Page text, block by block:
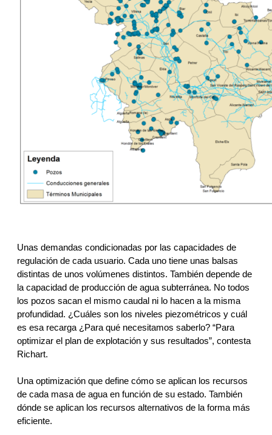
Unas demandas condicionadas por las capacidades de
regulación de cada usuario. Cada uno tiene unas balsas
distintas de unos volúmenes distintos. También depende de
la capacidad de producción de agua subterránea. No todos
los pozos sacan el mismo caudal ni lo hacen a la misma
profundidad. ¿Cuáles son los niveles piezométricos y cuál
es esa recarga ¿Para qué necesitamos saberlo? “Para
optimizar el plan de explotación y sus resultados”, contesta
Richart.
Una optimización que define cómo se aplican los recursos
de cada masa de agua en función de su estado. También
dónde se aplican los recursos alternativos de la forma más
eficiente.